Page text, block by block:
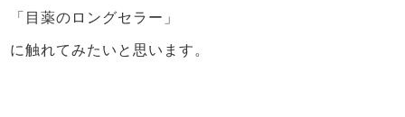
「目薬のロングセラー」
に触れてみたいと思います。